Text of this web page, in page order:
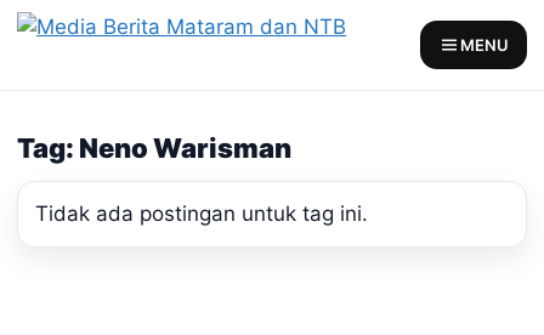
Skip
MENU
Tag: Neno Warisman
Tidak ada postingan untuk tag ini.